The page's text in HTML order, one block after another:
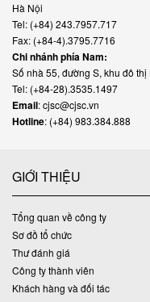
Hà Nội
Tel: (+84) 243.7957.717
Fax: (+84-4).3795.7716
Chi nhánh phía Nam:
Số nhà 55, đường S, khu đô
Tel: (+84-28).3535.1497
Email: cjsc@cjsc.vn
Hotline: (+84) 983.384.888
GIỚI THIỆU
Tổng quan về công ty
Sơ đồ tổ chức
Thư đánh giá
Công ty thành viên
Khách hàng và đối tác